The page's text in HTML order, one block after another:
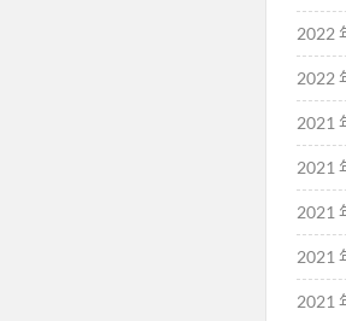
2022
2022
2021
2021
2021
2021
2021